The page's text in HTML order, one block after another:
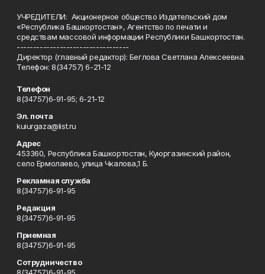
УЧРЕДИТЕЛИ: Акционерное общество Издательский дом
«Республика Башкортостан», Агентство по печати и
средствам массовой информации Республики Башкортостан.
----------------------------------
Директор (главный редактор): Беглова Светлана Алексеевна.
Телефон: 8(34757) 6-21-12
Телефон
8(34757)6-91-95; 6-21-12
Эл. почта
kuiurgaza@list.ru
Адрес
453360, Республика Башкортостан, Куюргазинский район,
село Ермолаево, улица Чкалова,1 Б.
Рекламная служба
8(34757)6-91-95
Редакция
8(34757)6-91-95
Приемная
8(34757)6-91-95
Сотрудничество